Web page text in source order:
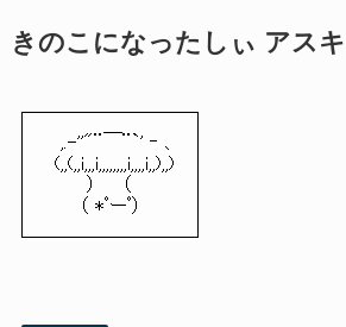
きのこになったしぃ アス
,.-''"¨￣¨`' ‐ 、
(,,(,,i,,,i,,,,,,,,i,,,,i,,),,)
） （
（ *ﾟーﾟ）